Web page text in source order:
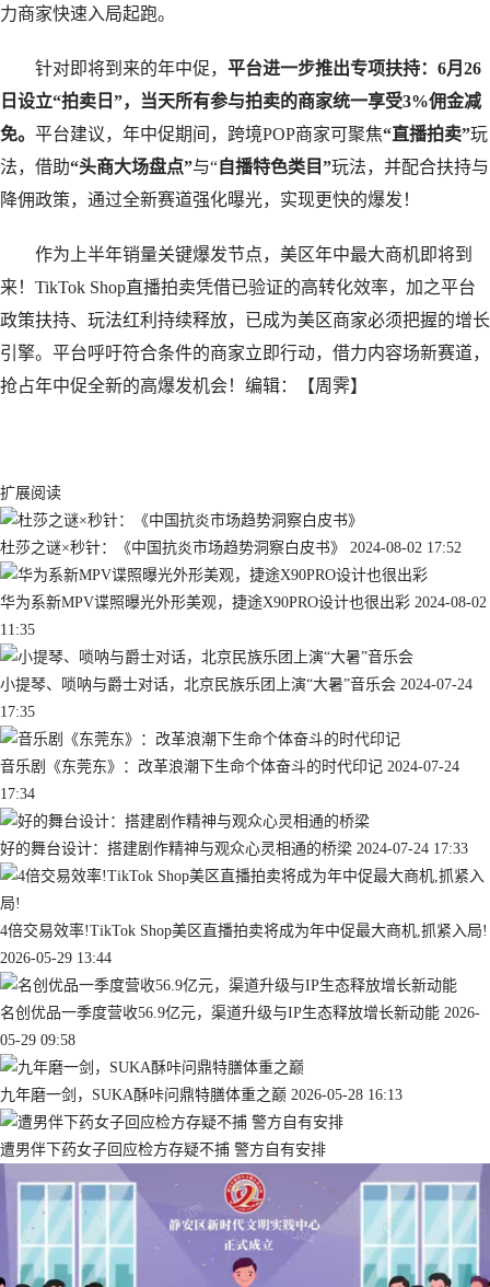
力商家快速入局起跑。
针对即将到来的年中促， 平台进一步推出专项扶持：6月26
日设立“拍卖日”，当天所有参与拍卖的商家统一享受3%佣金减
免。 平台建议，年中促期间，跨境POP商家可聚焦“直播拍卖”玩
法，借助“头商大场盘点”与“自播特色类目”玩法，并配合扶持与
降佣政策，通过全新赛道强化曝光，实现更快的爆发！
作为上半年销量关键爆发节点，美区年中最大商机即将到
来！TikTok Shop直播拍卖凭借已验证的高转化效率，加之平台
政策扶持、玩法红利持续释放，已成为美区商家必须把握的增长
引擎。平台呼吁符合条件的商家立即行动，借力内容场新赛道，
抢占年中促全新的高爆发机会！编辑：【周霁】
扩展阅读
杜莎之谜×秒针：《中国抗炎市场趋势洞察白皮书》 2024-08-02 17:52
华为系新MPV谍照曝光外形美观，捷途X90PRO设计也很出彩 2024-08-02
11:35
小提琴、唢呐与爵士对话，北京民族乐团上演“大暑”音乐会 2024-07-24
17:35
音乐剧《东莞东》：改革浪潮下生命个体奋斗的时代印记 2024-07-24
17:34
好的舞台设计：搭建剧作精神与观众心灵相通的桥梁 2024-07-24 17:33
4倍交易效率!TikTok Shop美区直播拍卖将成为年中促最大商机,抓紧入局!
2026-05-29 13:44
名创优品一季度营收56.9亿元，渠道升级与IP生态释放增长新动能 2026-
05-29 09:58
九年磨一剑，SUKA酥咔问鼎特膳体重之巅 2026-05-28 16:13
遭男伴下药女子回应检方存疑不捕 警方自有安排